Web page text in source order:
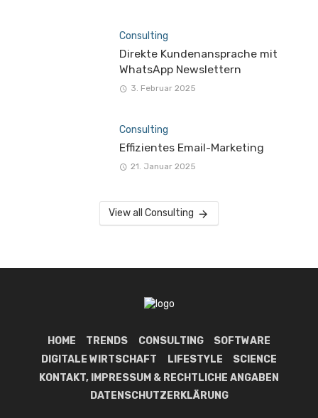
Consulting
Direkte Kundenansprache mit
WhatsApp Newslettern
3. Februar 2025
Consulting
Effizientes Email-Marketing
21. Januar 2025
View all Consulting
HOME TRENDS CONSULTING
SOFTWARE
DIGITALE WIRTSCHAFT
LIFESTYLE
SCIENCE
KONTAKT, IMPRESSUM & RECHTLICHE ANGABEN
DATENSCHUTZERKLÄRUNG